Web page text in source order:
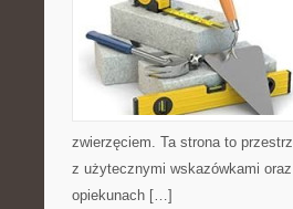
zwierzęciem. Ta strona to
z użytecznymi wskazówkami
opiekunach […]